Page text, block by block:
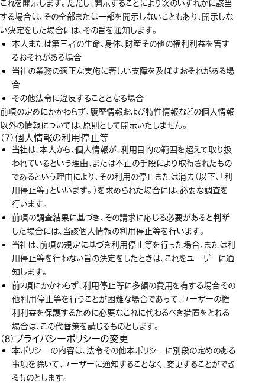
これを開示します。ただし、開示することにより次のいずれかに該当
する場合は、その全部または一部を開示しないこともあり、開示しな
い決定をした場合には、その旨を通知します。
本人または第三者の生命、身体、財産その他の権利利益を害す
るおそれがある場合
当社の業務の適正な実施に著しい支障を及ぼすおそれがある場
合
その他法令に違反することとなる場合
前項の定めにかかわらず、履歴情報および特性情報などの個人情報
以外の情報については、原則として開示いたしません。
（7）個人情報の利用停止等
当社は、本人から、個人情報が、利用目的の範囲を超えて取り扱
われているという理由、または不正の手段により取得されたもの
であるという理由により、その利用の停止または消去（以下、「利
用停止等」といいます。）を求められた場合には、必要な調査を
行います。
前項の調査結果に基づき、その請求に応じる必要があると判断
した場合には、当該個人情報の利用停止等を行います。
当社は、前項の規定に基づき利用停止等を行った場合、または利
用停止等を行わない旨の決定をしたときは、これをユーザーに通
知します。
前2項にかかわらず、利用停止等に多額の費用を有する場合その
他利用停止等を行うことが困難な場合であって、ユーザーの権
利利益を保護するために必要なこれに代わるべき措置をとれる
場合は、この代替策を講じるものとします。
（8）プライバシーポリシーの変更
本ポリシーの内容は、法令その他本ポリシーに別段の定めのある
事項を除いて、ユーザーに通知することなく、変更することができ
るものとします。